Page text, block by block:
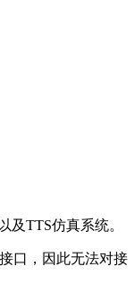
及TTS仿真系统。
口，因此无法对接